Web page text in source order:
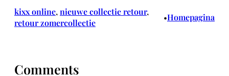
kixx online, nieuwe collectie retour
retour zomercollectie
•Homepagina
Comments